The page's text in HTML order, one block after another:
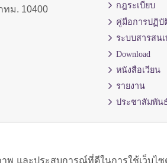
ทม. 10400
กฎระเบียบ
คู่มือการปฏิบั
ระบบสารสน
Download
หนังสือเวียน
รายงาน
ประชาสัมพัน
พ และประสบการณ์ที่ดีในการใช้เว็